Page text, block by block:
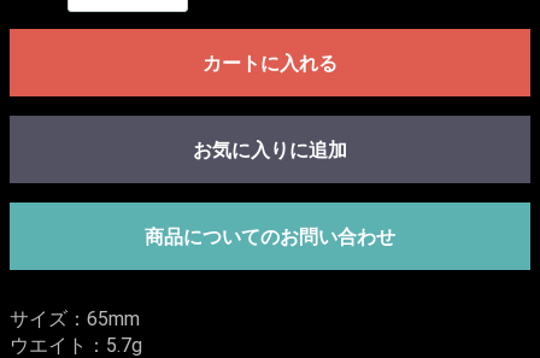
カートに入れる
お気に入りに追加
商品についてのお問い合わせ
サイズ：65mm
ウエイト：5.7g